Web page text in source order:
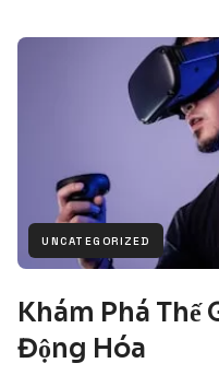
UNCATEGORIZED
Khám Phá Thế
Động Hóa